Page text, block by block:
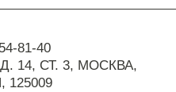
81-40
14, СТ. 3, МОСКВА,
125009